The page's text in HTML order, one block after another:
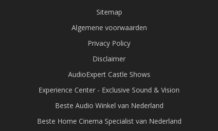
Sitemap
Algemene voorwaarden
Privacy Policy
Disclaimer
AudioExpert Castle Shows
Experience Center - Exclusive Sound & Vision
Beste Audio Winkel van Nederland
Beste Home Cinema Specialist van Nederland